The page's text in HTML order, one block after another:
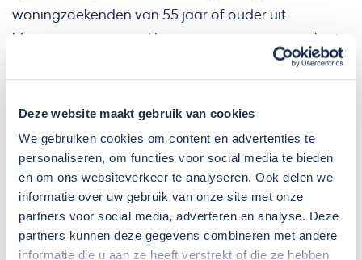
Deze website maakt gebruik van cookies
We gebruiken cookies om content en advertenties te
personaliseren, om functies voor social media te bieden
en om ons websiteverkeer te analyseren. Ook delen we
informatie over uw gebruik van onze site met onze
partners voor social media, adverteren en analyse. Deze
partners kunnen deze gegevens combineren met andere
informatie die u aan ze heeft verstrekt of die ze hebben
woningzoekenden van 55 jaar of ouder uit
Margraten voorrang. Het appartementencomplex is
volledig rollator- en rolstoeltoegankelijk en voorzien
meerdere doelgroepen.